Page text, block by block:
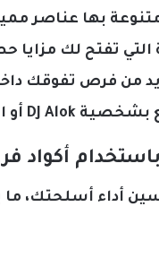
أكواد
أداء أسلحتك،